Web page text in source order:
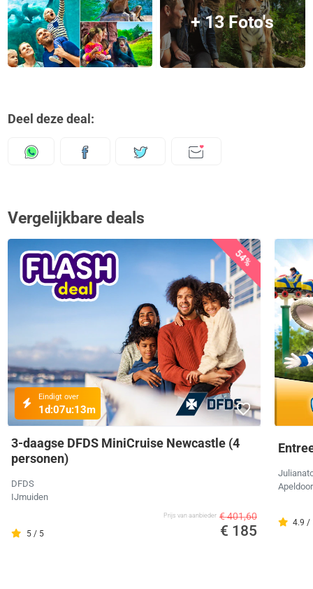
+ 13 Foto's
Deel deze deal:
Vergelijkbare deals
54%
Eindigt over
1d:07u:13m
3-daagse DFDS MiniCruise Newcastle (4
personen)
DFDS
IJmuiden
5 / 5
Prijs van aanbieder € 401,60
€ 185 4.9 /